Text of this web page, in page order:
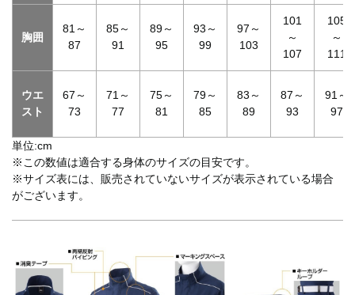
胸囲
81～
87
85～
91
89～
95
93～
99
97～
103
101
～
107
105
～
111
ウエ
スト
67～
73
71～
77
75～
81
79～
85
83～
89
87～
93
91～
97
単位:cm
※この数値は適合する身体のサイズの目安です。
※サイズ表には、販売されていないサイズが表示されている場合
がございます。